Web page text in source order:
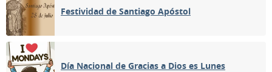
Festividad de Santiago Apóstol
Día Nacional de Gracias a Dios es Lunes